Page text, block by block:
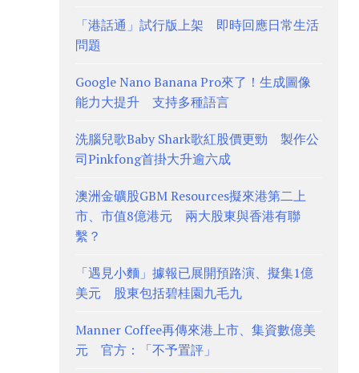
「港話通」試行版上架 即時回應日常生活
問題
Google Nano Banana Pro來了！生成圖像
能力大提升 支持多種語言
洗腦兒歌Baby Shark歌紅股價更勁 製作公
司Pinkfong首掛大升逾六成
澳洲金礦股GBM Resources擬來港第二上
市、市值8億港元 兩大股東與香港有聯
繫？
「遇見小麵」據報已展開預路演、擬集1億
美元 股東包括碧桂園九毛九
Manner Coffee再傳來港上市、集資數億美
元 官方：「不予置評」